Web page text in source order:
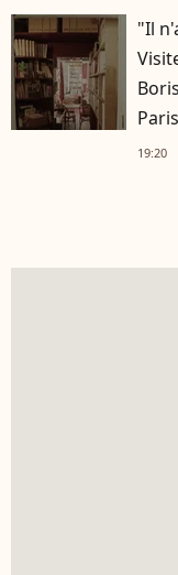
"Il
Paris
19:20